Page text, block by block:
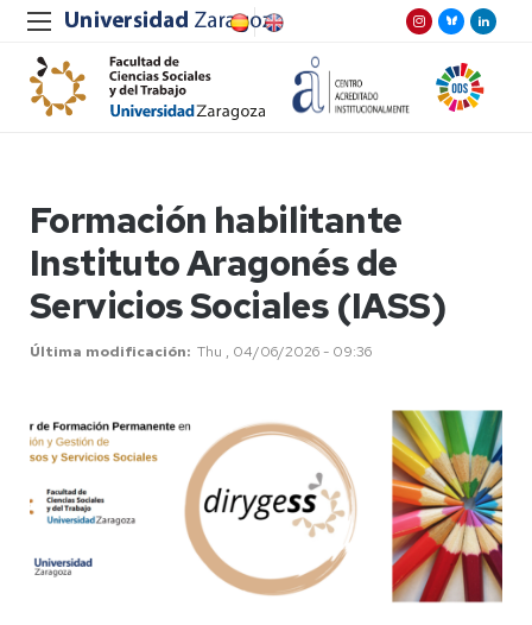
Formación habilitante
Instituto Aragonés de
Servicios Sociales (IASS)
Última modificación Thu , 04/06/2026 - 09:36